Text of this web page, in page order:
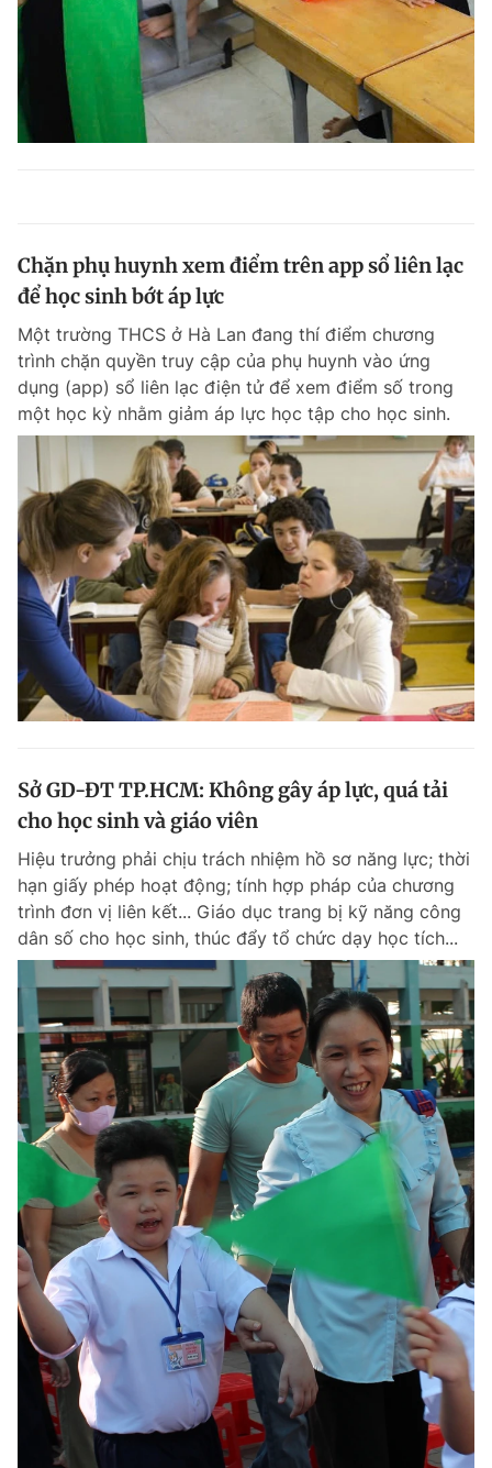
Chặn phụ huynh xem điểm trên app sổ liên lạc
để học sinh bớt áp lực
Một trường THCS ở Hà Lan đang thí điểm chương
trình chặn quyền truy cập của phụ huynh vào ứng
dụng (app) sổ liên lạc điện tử để xem điểm số trong
một học kỳ nhằm giảm áp lực học tập cho học sinh.
Sở GD-ĐT TP.HCM: Không gây áp lực, quá tải
cho học sinh và giáo viên
Hiệu trưởng phải chịu trách nhiệm hồ sơ năng lực; thời
hạn giấy phép hoạt động; tính hợp pháp của chương
trình đơn vị liên kết... Giáo dục trang bị kỹ năng công
dân số cho học sinh, thúc đẩy tổ chức dạy học tích...